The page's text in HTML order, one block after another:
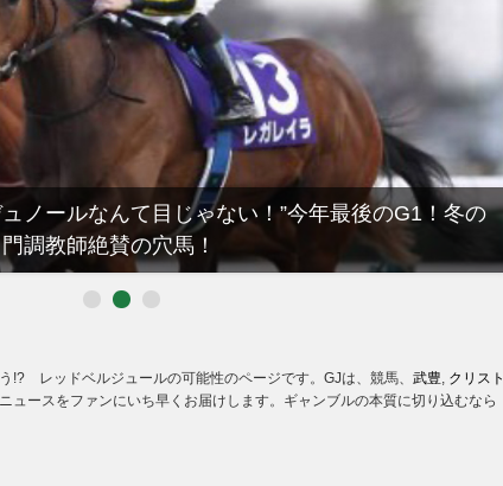
ノールなんて目じゃない！”今年最後のG1！冬の
調教師絶賛の穴馬！
!? レッドベルジュールの可能性のページです。GJは、競馬、 武豊, クリスト
ュースをファンにいち早くお届けします。ギャンブルの本質に切り込むなら